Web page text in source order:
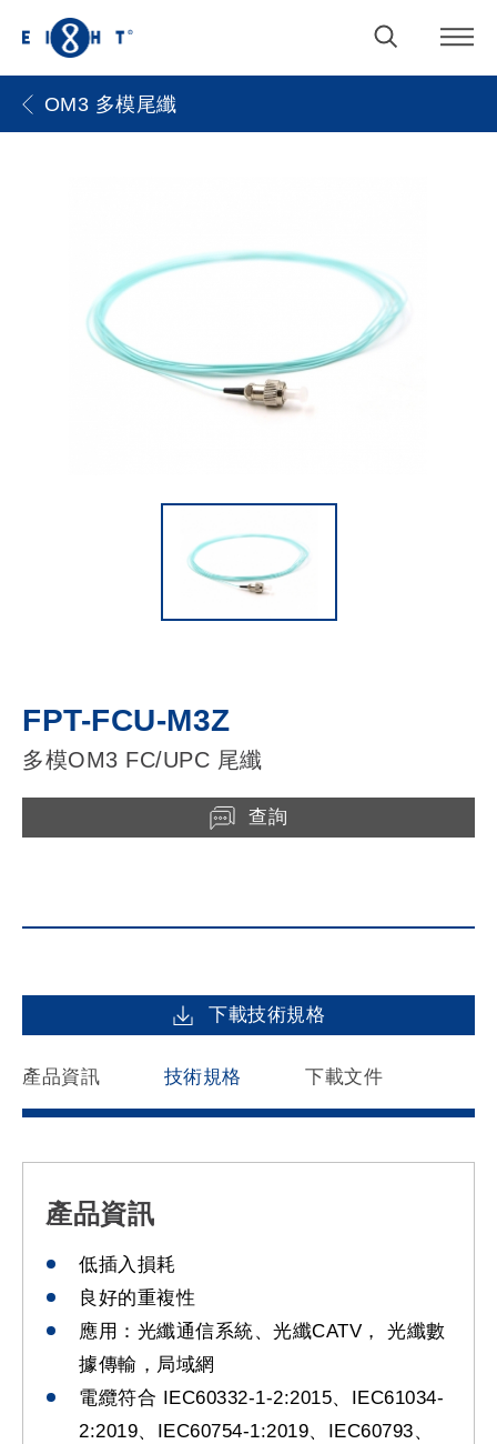
OM3 多模尾纖
FPT-FCU-M3Z
多模OM3 FC/UPC 尾纖
查詢
下載技術規格
產品資訊 技術規格 下載文件
產品資訊
低插入損耗
良好的重複性
應用：光纖通信系統、光纖CATV， 光纖數
據傳輸，局域網
電纜符合 IEC60332-1-2:2015、IEC61034-
2:2019、IEC60754-1:2019、IEC60793、